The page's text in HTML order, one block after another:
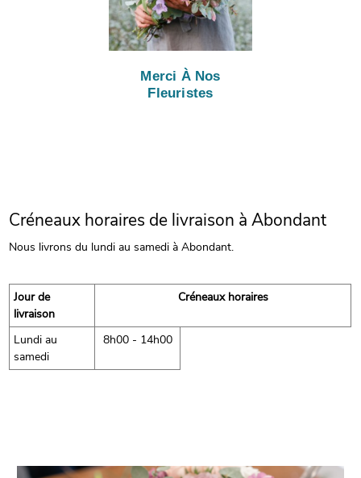
Merci À Nos
Fleuristes
Créneaux horaires de livraison à Abondant
Nous livrons du lundi au samedi à Abondant.
Jour de
livraison
Créneaux horaires
Lundi au
samedi
8h00 - 14h00